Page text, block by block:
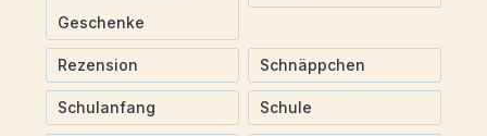
Geschenke
Rezension Schnäppchen
Schulanfang Schule